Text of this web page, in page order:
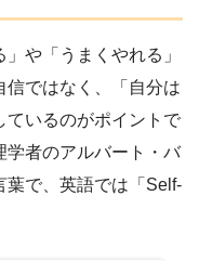
や「うまくやれる」
信ではなく、「自分は
ているのがポイントで
学者のアルバート・バ
葉で、英語では「Self-